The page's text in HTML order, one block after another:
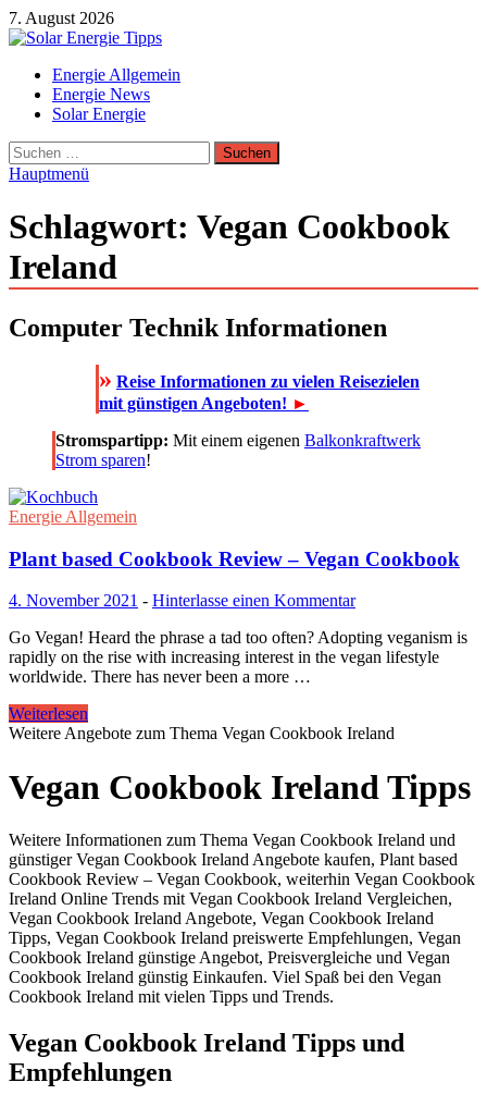
Zum
Inhalt
7. August 2026
Solar Energie Tipps
Solar Energie und Photovoltaik Informationen und Tipps
Energie Allgemein
Energie News
Solar Energie
Suchen
nach:
Hauptmenü
Schlagwort: Vegan Cookbook
Ireland
Computer Technik Informationen
» Reise Informationen zu vielen Reisezielen
mit günstigen Angeboten! ►
Stromspartipp: Mit einem eigenen Balkonkraftwerk
Strom sparen!
Energie Allgemein
Plant based Cookbook Review – Vegan Cookbook
4. November 2021 - Hinterlasse einen Kommentar
Go Vegan! Heard the phrase a tad too often? Adopting veganism is
rapidly on the rise with increasing interest in the vegan lifestyle
worldwide. There has never been a more …
Weiterlesen
Weitere Angebote zum Thema Vegan Cookbook Ireland
Vegan Cookbook Ireland Tipps
Weitere Informationen zum Thema Vegan Cookbook Ireland und
günstiger Vegan Cookbook Ireland Angebote kaufen, Plant based
Cookbook Review – Vegan Cookbook, weiterhin Vegan Cookbook
Ireland Online Trends mit Vegan Cookbook Ireland Vergleichen,
Vegan Cookbook Ireland Angebote, Vegan Cookbook Ireland
Tipps, Vegan Cookbook Ireland preiswerte Empfehlungen, Vegan
Cookbook Ireland günstige Angebot, Preisvergleiche und Vegan
Cookbook Ireland günstig Einkaufen. Viel Spaß bei den Vegan
Cookbook Ireland mit vielen Tipps und Trends.
Vegan Cookbook Ireland Tipps und
Empfehlungen